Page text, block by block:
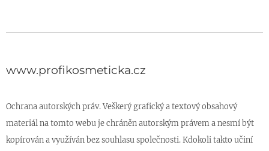
www.profikosmeticka.cz
Ochrana autorských práv. Veškerý grafický a textový obsahový
materiál na tomto webu je chráněn autorským právem a nesmí být
kopírován a využíván bez souhlasu společnosti. Kdokoli takto učiní